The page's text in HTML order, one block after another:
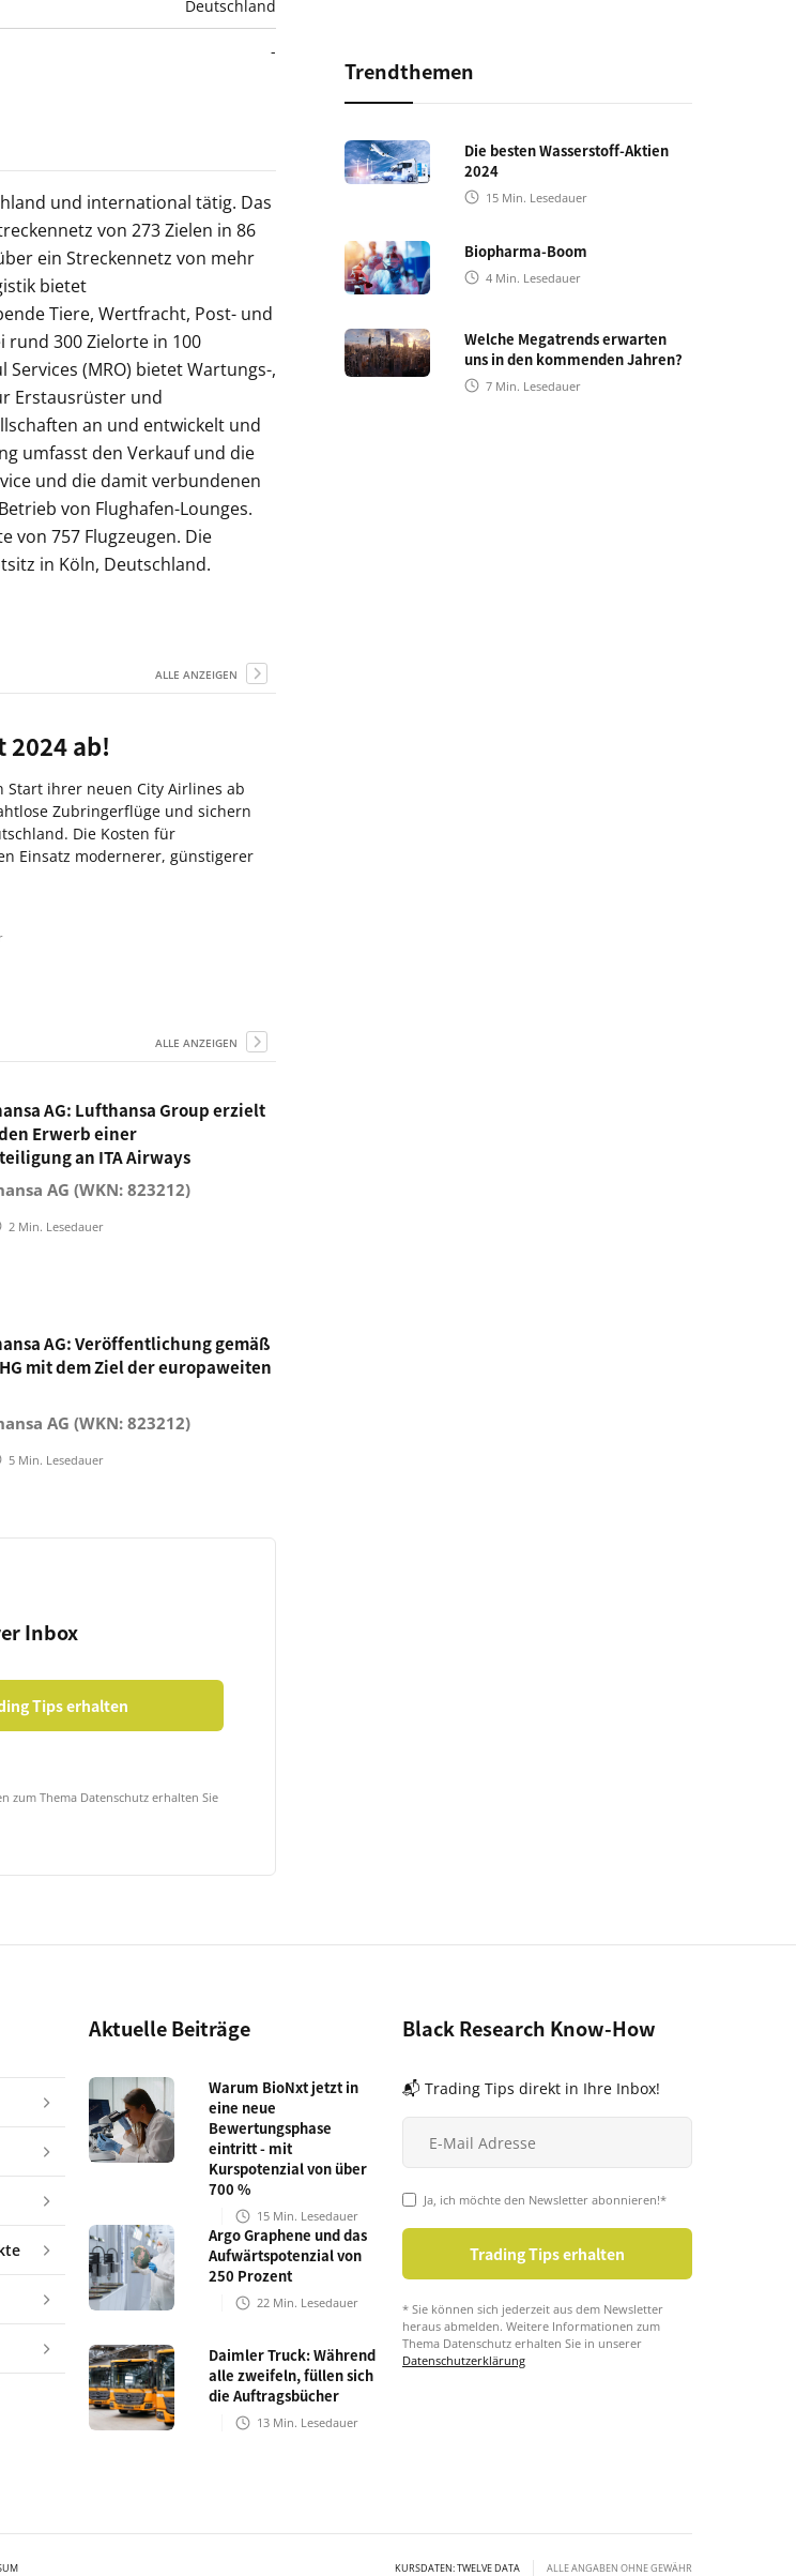
Deutschland
-
und international tätig. Das
von 273 Zielen in 86
ein Streckennetz von mehr
bietet
Tiere, Wertfracht, Post- und
300 Zielorte in 100
(MRO) bietet Wartungs-,
Erstausrüster und
an und entwickelt und
umfasst den Verkauf und die
und die damit verbundenen
von Flughafen-Lounges.
von 757 Flugzeugen. Die
in Köln, Deutschland.
ALLE ANZEIGEN
2024 ab!
Start ihrer neuen City Airlines ab
Zubringerflüge und sichern
Die Kosten für
Einsatz modernerer, günstigerer
ALLE ANZEIGEN
AG: Lufthansa Group erzielt
Erwerb einer
an ITA Airways
AG (WKN: 823212)
2Min. Lesedauer
AG: Veröffentlichung gemäß
mit dem Ziel der europaweiten
AG (WKN: 823212)
5Min. Lesedauer
Inbox
zum Thema Datenschutz erhalten Sie
Trendthemen
Die besten Wasserstoff-Aktien
2024
15 Min. Lesedauer
Biopharma-Boom
4 Min. Lesedauer
Welche Megatrends erwarten
uns in den kommenden Jahren?
7 Min. Lesedauer
Aktuelle Beiträge
Warum BioNxt jetzt in
eine neue
Bewertungsphase
eintritt - mit
Kurspotenzial von über
700 %
15 Min. Lesedauer
Argo Graphene und das
Aufwärtspotenzial von
250 Prozent
22 Min. Lesedauer
Daimler Truck: Während
alle zweifeln, füllen sich
die Auftragsbücher
13 Min. Lesedauer
Black Research Know-How
📬 Trading Tips direkt in Ihre Inbox!
Ja, ich möchte den Newsletter abonnieren!*
* Sie können sich jederzeit aus dem Newsletter
heraus abmelden. Weitere Informationen zum
Thema Datenschutz erhalten Sie in unserer
Datenschutzerklärung
KURSDATEN: TWELVE DATA ALLE ANGABEN OHNE GEWÄHR